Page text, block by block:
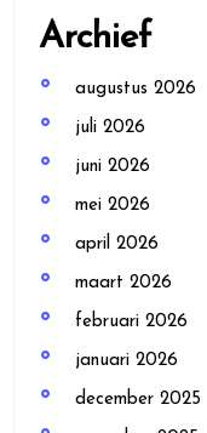
Archief
augustus 2026
juli 2026
juni 2026
mei 2026
april 2026
maart 2026
februari 2026
januari 2026
december 2025